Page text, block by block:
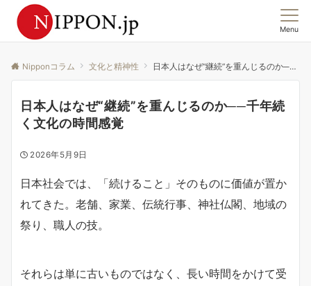
Menu
Nipponコラム 文化と精神性 日本人はなぜ“継続”を重んじるのか──千年続く文化の時間感覚
日本人はなぜ“継続”を重んじるのか──千年続
く文化の時間感覚
2026年5月9日
日本社会では、「続けること」そのものに価値が置か
れてきた。老舗、家業、伝統行事、神社仏閣、地域の
祭り、職人の技。
それらは単に古いものではなく、長い時間をかけて受